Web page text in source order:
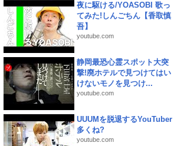
夜に駆ける/YOASOBI 歌っ
てみた!しんごちん【香取慎
吾】
youtube.com
静岡最恐心霊スポット大突
撃!廃ホテルで見つけてはい
けないモノを見つけ...
youtube.com
UUUMを脱退するYouTuber
多くね?
youtube.com